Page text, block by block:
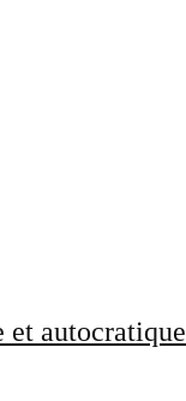
autocratique